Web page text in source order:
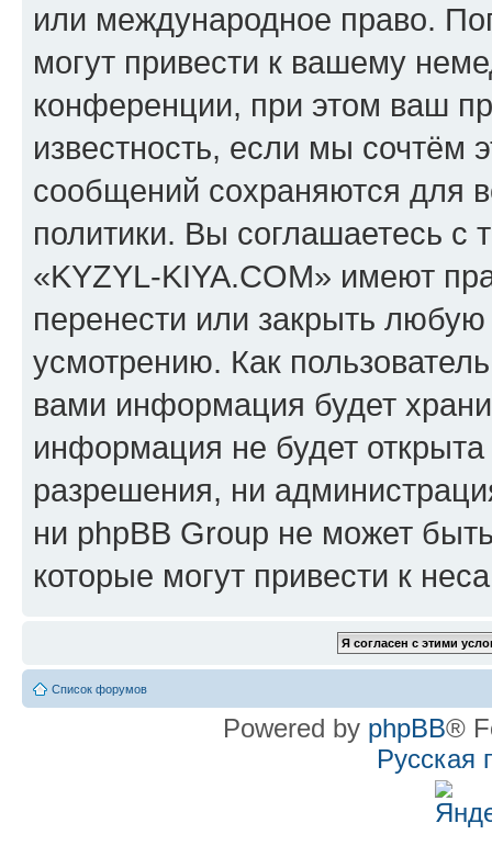
или международное право.
могут привести к вашему
конференции, при этом ваш
известность, если мы сочтём
сообщений сохраняются для
политики. Вы соглашаетесь
«KYZYL-KIYA.COM» имеют
перенести или закрыть
усмотрению. Как
вами информация будет
информация не будет
разрешения, ни
ни phpBB Group не может
которые могут привести к
Список форумов
Powered by phpBB®
Русская